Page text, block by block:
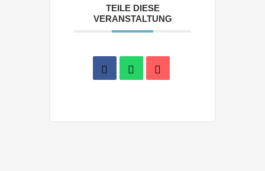
TEILE DIESE
VERANSTALTUNG